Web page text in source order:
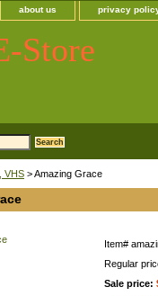
about us privacy
Store
VHS > Amazing Grace
Item#
Regular
Sale price: